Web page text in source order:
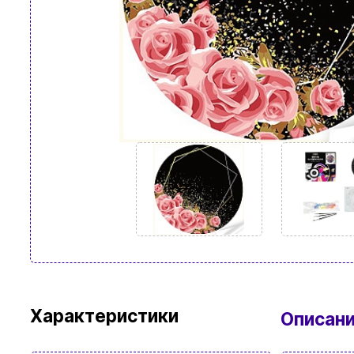
Характеристики